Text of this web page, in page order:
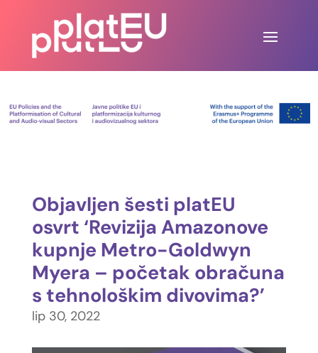
Objavljen šesti platEU
osvrt ‘Revizija Amazonove
kupnje Metro-Goldwyn
Myera – početak obračuna
s tehnološkim divovima?’
lip 30, 2022